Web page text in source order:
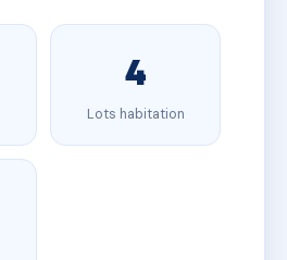
4
Lots habitation